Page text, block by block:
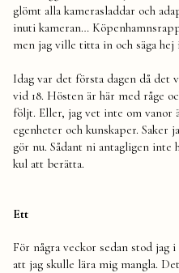
glömt alla kamerasladdar och
inuti kameran…
men jag ville titta in och säga
Idag var det första dagen då
vid 18. Hösten är här med råge
följt. Eller, jag vet inte om vanor
egenheter och kunskaper.
gör nu. Sådant ni antagligen inte
kul att berätta.
Ett
För några veckor sedan stod jag
att jag skulle lära mig mangla.